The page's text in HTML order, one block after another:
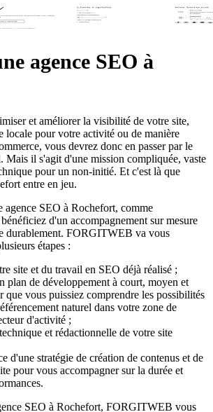
agence SEO à
et améliorer la visibilité de votre site,
locale pour votre activité ou de manière
vous devrez donc en passer par le
Mais il s'agit d'une mission compliquée, vaste
pour un non-initié. Et c'est là que
entre en jeu.
agence SEO à Rochefort, comme
d'un accompagnement sur mesure
durablement. FORGITWEB va vous
étapes :
site et du travail en SEO déjà réalisé ;
plan de développement à court, moyen et
que vous puissiez comprendre les possibilités
naturel dans votre zone de
d'activité ;
et rédactionnelle de votre site
d'une stratégie de création de contenus et de
pour vous accompagner sur la durée et
SEO à Rochefort, FORGITWEB vous